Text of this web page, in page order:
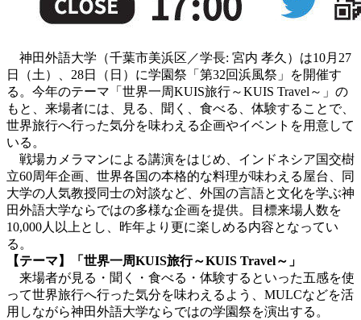
神田外語大学（千葉市美浜区／学長: 宮内 孝久）は10月27
日（土）、28日（日）に学園祭「第32回浜風祭」を開催す
る。今年のテーマ「世界一周KUIS旅行～KUIS Travel～」の
もと、来場者には、見る、聞く、食べる、体験することで、
世界旅行へ行った気分を味わえる企画やイベントを用意して
いる。
戦場カメラマンによる講演をはじめ、インドネシア国交樹
立60周年企画、世界各国の本格的な料理が味わえる屋台、同
大学の人気教授同士の対談など、外国の言語と文化を学ぶ神
田外語大学ならではの多様な企画を提供。目標来場人数を
10,000人以上とし、昨年より更に楽しめる内容となってい
る。
【テーマ】「世界一周KUIS旅行～KUIS Travel～」
来場者が見る・聞く・食べる・体験するといった五感を使
って世界旅行へ行った気分を味わえるよう、MULCなどを活
用しながら神田外語大学ならではの学園祭を演出する。